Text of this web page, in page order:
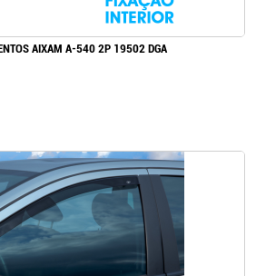
AIXAM A-540 2P 19502 DGA